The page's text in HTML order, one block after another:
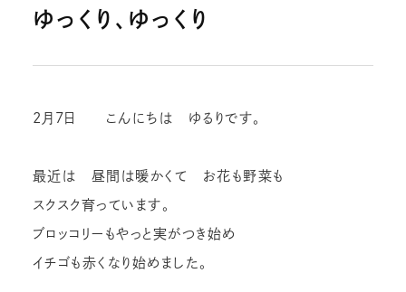
2月7日 こんにちは ゆるりです。
最近は 昼間は暖かくて お花も野菜も
スクスク育っています。
ブロッコリーもやっと実がつき始め
イチゴも赤くなり始めました。